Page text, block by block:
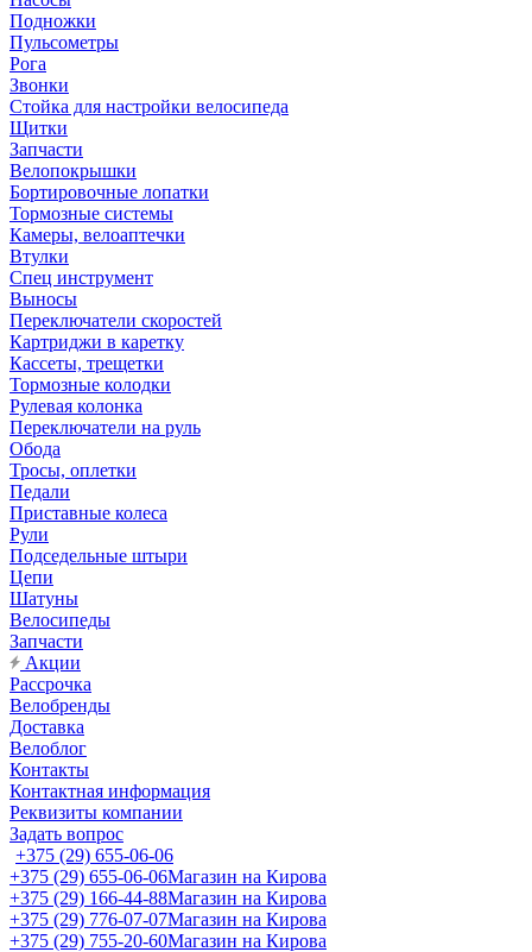
Подножки
Пульсометры
Рога
Звонки
Стойка для настройки велосипеда
Щитки
Запчасти
Велопокрышки
Бортировочные лопатки
Тормозные системы
Камеры, велоаптечки
Втулки
Спец инструмент
Выносы
Переключатели скоростей
Картриджи в каретку
Кассеты, трещетки
Тормозные колодки
Рулевая колонка
Переключатели на руль
Обода
Тросы, оплетки
Педали
Приставные колеса
Рули
Подседельные штыри
Цепи
Шатуны
Велосипеды
Запчасти
Акции
Рассрочка
Велобренды
Доставка
Велоблог
Контакты
Контактная информация
Реквизиты компании
Задать вопрос
+375 (29) 655-06-06
+375 (29) 655-06-06Магазин на Кирова
+375 (29) 166-44-88Магазин на Кирова
+375 (29) 776-07-07Магазин на Кирова
+375 (29) 755-20-60Магазин на Кирова